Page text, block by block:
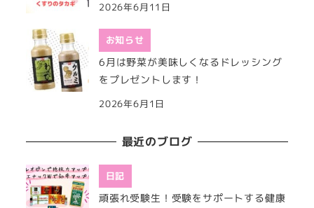
2026年6月11日
お知らせ
6月は野菜が美味しくなるドレッシング
をプレゼントします！
2026年6月1日
最近のブログ
日記
頑張れ受験生！受験をサポートする健康